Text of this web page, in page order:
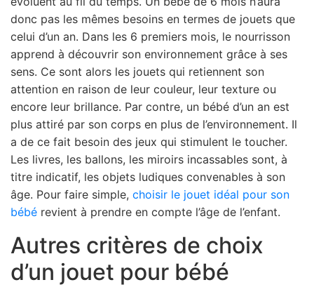
donc pas les mêmes besoins en termes de jouets que
celui d’un an. Dans les 6 premiers mois, le nourrisson
apprend à découvrir son environnement grâce à ses
sens. Ce sont alors les jouets qui retiennent son
attention en raison de leur couleur, leur texture ou
encore leur brillance. Par contre, un bébé d’un an est
plus attiré par son corps en plus de l’environnement. Il
a de ce fait besoin des jeux qui stimulent le toucher.
Les livres, les ballons, les miroirs incassables sont, à
titre indicatif, les objets ludiques convenables à son
âge. Pour faire simple, choisir le jouet idéal pour son
bébé revient à prendre en compte l’âge de l’enfant.
Autres critères de choix
d’un jouet pour bébé